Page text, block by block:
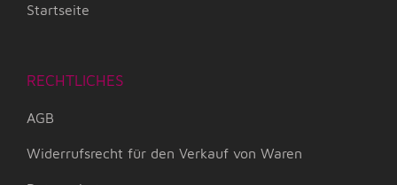
Startseite
RECHTLICHES
AGB
Widerrufsrecht für den Verkauf von Waren